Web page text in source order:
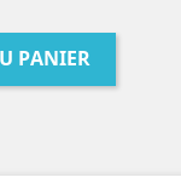
PANIER